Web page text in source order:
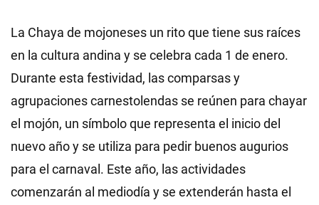
La Chaya de mojoneses un rito que tiene sus raíces
en la cultura andina y se celebra cada 1 de enero.
Durante esta festividad, las comparsas y
agrupaciones carnestolendas se reúnen para chayar
el mojón, un símbolo que representa el inicio del
nuevo año y se utiliza para pedir buenos augurios
para el carnaval. Este año, las actividades
comenzarán al mediodía y se extenderán hasta el